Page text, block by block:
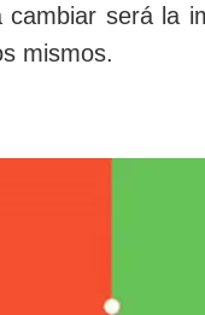
será la
mismos.